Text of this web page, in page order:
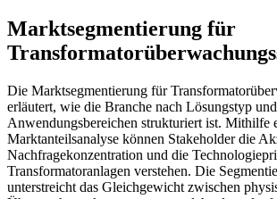
Marktsegmentierung für
Die Marktsegmentierung für
erläutert, wie die Branche nach Lösungstyp und
Anwendungsbereichen strukturiert ist. Mithilfe
Marktanteilsanalyse können Stakeholder die
Nachfragekonzentration und die
Transformatoranlagen verstehen. Die
unterstreicht das Gleichgewicht zwischen